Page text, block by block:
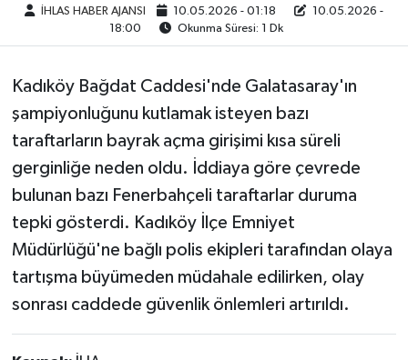
İHLAS HABER AJANSI 10.05.2026 - 01:18
10.05.2026 -
18:00
Okunma Süresi: 1 Dk
Kadıköy Bağdat Caddesi'nde Galatasaray'ın
şampiyonluğunu kutlamak isteyen bazı
taraftarların bayrak açma girişimi kısa süreli
gerginliğe neden oldu. İddiaya göre çevrede
bulunan bazı Fenerbahçeli taraftarlar duruma
tepki gösterdi. Kadıköy İlçe Emniyet
Müdürlüğü'ne bağlı polis ekipleri tarafından olaya
tartışma büyümeden müdahale edilirken, olay
sonrası caddede güvenlik önlemleri artırıldı.